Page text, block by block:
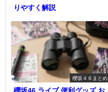
りやすく解説
櫻坂４６まとめ
櫻坂46 ライブ 便利グッズ お